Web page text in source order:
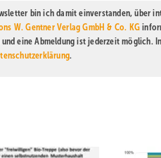
bin ich damit einverstanden, über
W. Gentner Verlag GmbH & Co. KG
eine Abmeldung ist jederzeit möglich.
.